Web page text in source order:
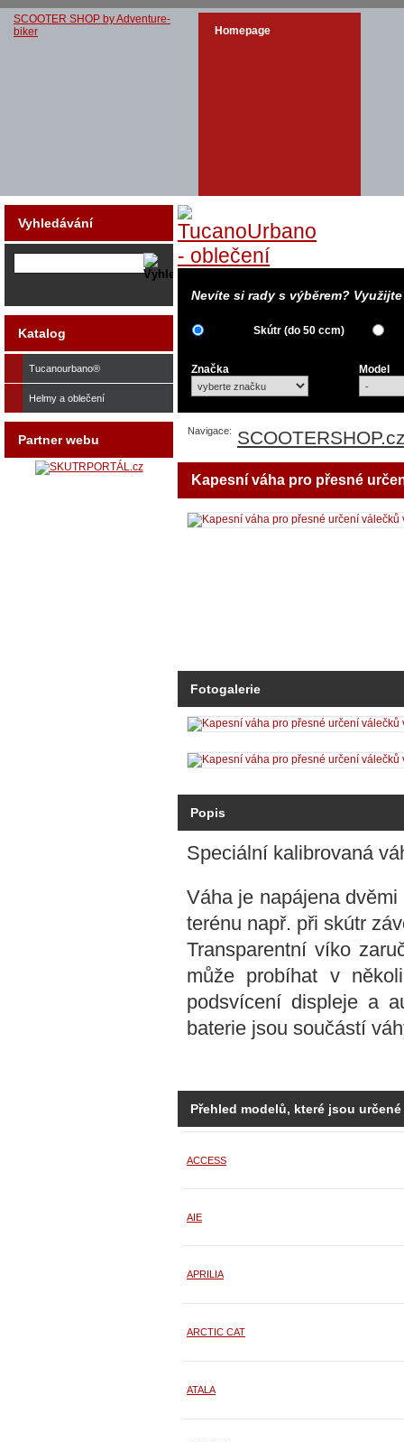
SCOOTER SHOP by Adventure-
biker
Homepage
Nevíte si rady s výběrem?
Skútr (do 50 ccm)
Značka Model
Navigace:
Kapesní váha pro přesné
Fotogalerie
Popis
Speciální kalibrovaná
Váha je napájena
terénu např. při skútr
Transparentní víko
může probíhat v
podsvícení displeje a
baterie jsou součástí
Přehled modelů, které jsou
ACCESS
AIE
APRILIA
ARCTIC CAT
ATALA
Vyhledávání
Katalog
Tucanourbano®
Helmy a oblečení
Partner webu